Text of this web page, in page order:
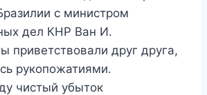
с министром
дел КНР Ван И.
приветствовали друг друга,
рукопожатиями.
чистый убыток